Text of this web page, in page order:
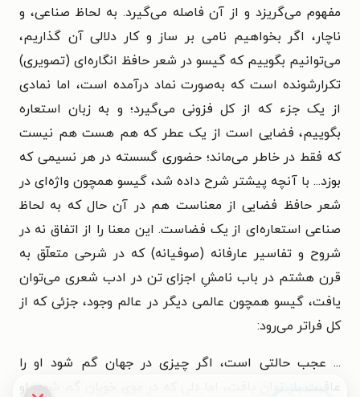
مفهوم می‌گریزد و از آن فاصله می‌گیرد. به لحاظ صناعی، و
ناچار، اگر بخواهیم نامی بر ساز و کار دلالی آن گذاریم،
می‌توانیم بگوییم که گیسو در شعر حافظ انگاره‌ای (تصویری)
تکرارشونده است که به‌صورت نماد درآمده است، اما نمادی
از یک جزء که از کل فزونی می‌گیرد؛ و به زبان استعاره
بگوییم، فضایی است از یک عطر که هم هست هم نیست
که فقط در خاطر می‌ماند؛ حضوری گسسته در هر نسیمی که
بوزد... با آنچه پیشتر شرح داده شد، گیسو همچون واژه‌ای در
شعر حافظ فضایی از معناست هم در آن حال که به لحاظ
صناعی استعاره‌ای از یک فضاست. این معنا را از اتفاق نه در
شروح و تفاسیر عارفانه (صوفیانه) که در شرحی متعلّق به
قرن هشتم در باب نامشِ اجزای تن در ادب شعری می‌توان
یافت، گیسو همچون عالمی دیگر در عالم وجود، جزئی که از
کل فراتر می‌رود:
... عجب حالتی است، اگر چیزی در جهان گم شود او را
عاقبت باز توان یافت، اما دلی که در موی خوبان گم شود، او